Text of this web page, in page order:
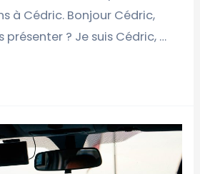
à Cédric. Bonjour Cédric,
? Je suis Cédric, …